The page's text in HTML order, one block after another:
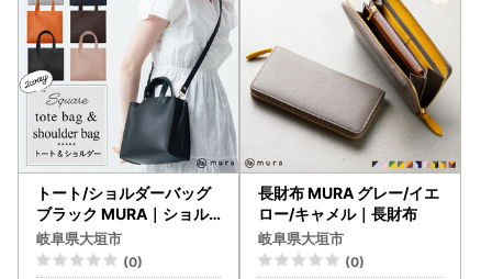
トート/ショルダーバッグ
ブラック MURA｜ショル
ダー
岐阜県大垣市
(0)
長財布 MURA グレー/イエ
ロー/キャメル｜長財布
岐阜県大垣市
(0)